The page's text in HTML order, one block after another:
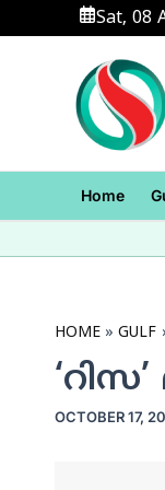
to
Sat, 08
Home
HOME GULF
OCTOBER 17,